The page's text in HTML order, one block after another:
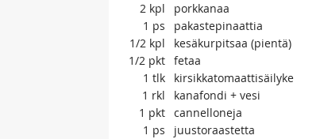
2 kpl
porkkanaa
1 ps
pakastepinaattia
1/2 kpl
kesäkurpitsaa (pientä)
1/2 pkt fetaa
1 tlk
kirsikkatomaattisäilyke
1 rkl
kanafondi + vesi
1 pkt cannelloneja
1 ps
juustoraastetta